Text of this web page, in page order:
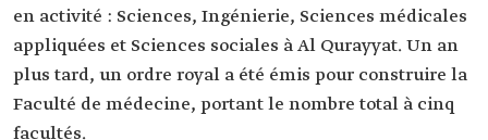
en activité : Sciences, Ingénierie, Sciences médicales
appliquées et Sciences sociales à Al Qurayyat. Un an
plus tard, un ordre royal a été émis pour construire la
Faculté de médecine, portant le nombre total à cinq
facultés.